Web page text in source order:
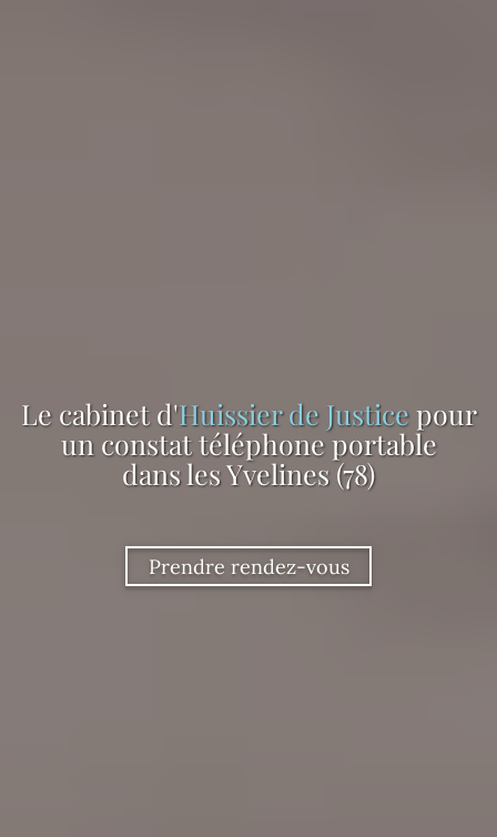
Le cabinet d'Huissier de Justicepour
un constat téléphone portable
dans les Yvelines (78)
Prendre rendez-vous